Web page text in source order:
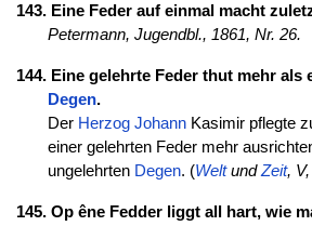
143. Eine Feder auf einmal macht
Petermann, Jugendbl., 1861, Nr. 26.
144. Eine gelehrte Feder thut mehr als
Degen.
Der Herzog JohannKasimir pflegte
einer gelehrten Feder mehr
ungelehrten Degen. (WeltundZeit,
145. Op êne Fedder liggt all hart, wie